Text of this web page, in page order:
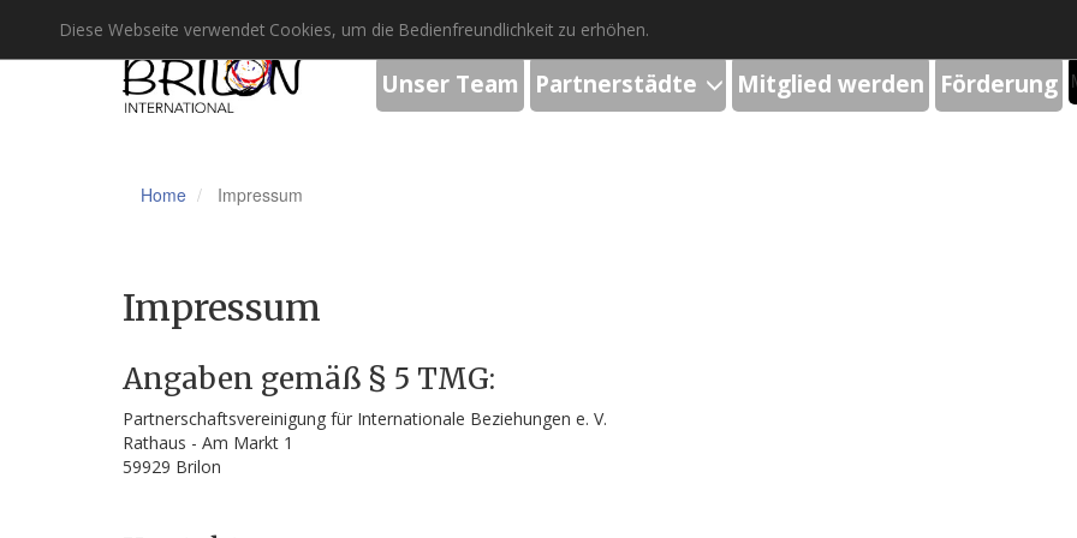
Diese Webseite verwendet Cookies, um die Bedienfreundlichkeit zu erhöhen.
Unser Team Partnerstädte Mitglied werden Förderung
Home Impressum
Impressum
Angaben gemäß § 5 TMG:
Partnerschaftsvereinigung für Internationale Beziehungen e. V.
Rathaus - Am Markt 1
59929 Brilon